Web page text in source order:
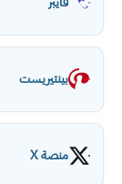
بينتيريست
منصة X